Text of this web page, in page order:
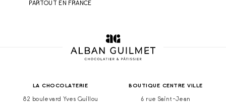
PARTOUT EN FRANCE
LA CHOCOLATERIE
82 boulevard Yves Guillou
BOUTIQUE CENTRE VILLE
6 rue Saint-Jean